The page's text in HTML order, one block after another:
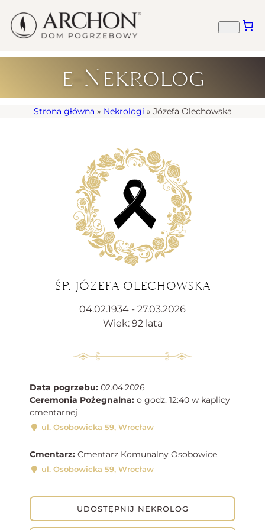
e-Nekrolog
Strona główna » Nekrologi » Józefa Olechowska
ŚP. JÓZEFA OLECHOWSKA
04.02.1934 - 27.03.2026
Wiek: 92 lata
Data pogrzebu: 02.04.2026
Ceremonia Pożegnalna: o godz. 12:40 w kaplicy
cmentarnej
ul. Osobowicka 59, Wrocław
Cmentarz: Cmentarz Komunalny Osobowice
ul. Osobowicka 59, Wrocław
UDOSTĘPNIJ NEKROLOG